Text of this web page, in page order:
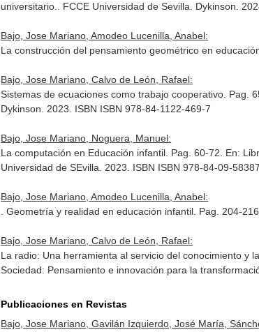
universitario.
. FCCE Universidad de Sevilla. Dykinson.
Bajo, Jose Mariano, Amodeo Lucenilla, Anabel:
La construcción del pensamiento geométrico en
Bajo, Jose Mariano, Calvo de León, Rafael:
Sistemas de ecuaciones como trabajo cooperativo. Pag.
Dykinson. 2023. ISBN ISBN 978-84-1122-469-7
Bajo, Jose Mariano, Noguera, Manuel:
La computación en Educación infantil. Pag. 60-72. En:
Universidad de SEvilla. 2023. ISBN ISBN 978-84-09-
Bajo, Jose Mariano, Amodeo Lucenilla, Anabel:
. Geometría y realidad en educación infantil. Pag. 204-216.
Bajo, Jose Mariano, Calvo de León, Rafael:
La radio: Una herramienta al servicio del conocimiento y
Sociedad: Pensamiento e innovación para la
Publicaciones en Revistas
Bajo, Jose Mariano, Gavilán Izquierdo, José María,